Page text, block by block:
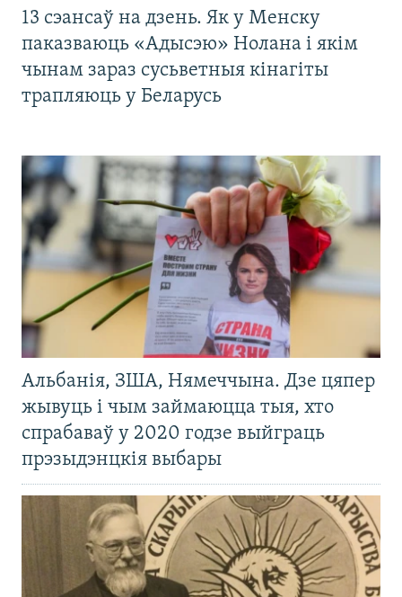
13 сэансаў на дзень. Як у Менску
паказваюць «Адысэю» Нолана і якім
чынам зараз сусьветныя кінагіты
трапляюць у Беларусь
Альбанія, ЗША, Нямеччына. Дзе цяпер
жывуць і чым займаюцца тыя, хто
спрабаваў у 2020 годзе выйграць
прэзыдэнцкія выбары